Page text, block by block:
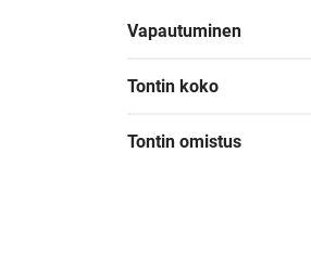
Vapautuminen
Tontin koko
Tontin omistus